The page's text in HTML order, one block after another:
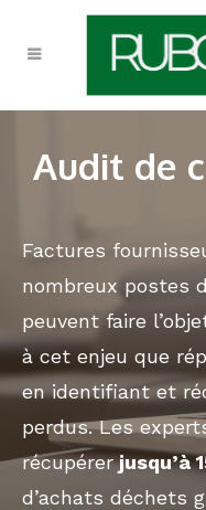
Audit de
Factures
nombreux postes
peuvent faire
à cet enjeu que
en identifiant et
perdus. Les
récupérerjusqu’à
d’achats déchets